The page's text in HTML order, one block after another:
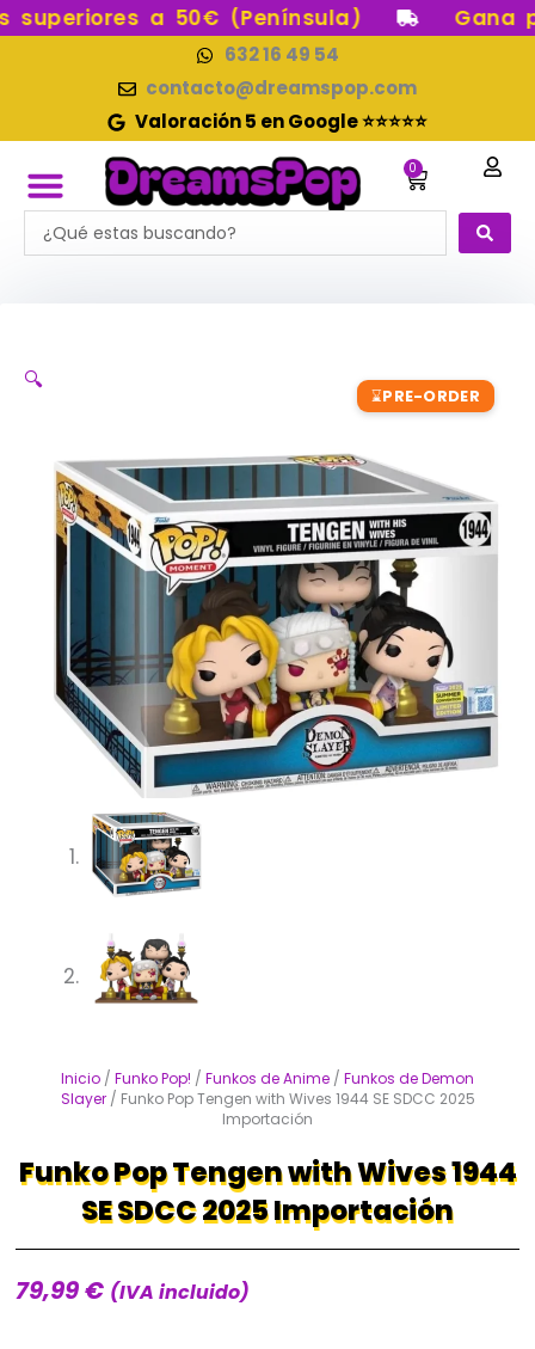
Ir
a 50€ (Península) Gana
632 16 49 54
contacto@dreamspop.com
Valoración 5 en Google ⭐⭐⭐⭐⭐
0
Carrito
Search
...
⌛PRE-ORDER
🔍
Inicio / Funko Pop! / Funkos de Anime / Funkos de Demon
Slayer/ Funko Pop Tengen with Wives 1944 SE SDCC 2025
Importación
Funko Pop Tengen with Wives 1944
SE SDCC 2025 Importación
79,99€ (IVA incluido)